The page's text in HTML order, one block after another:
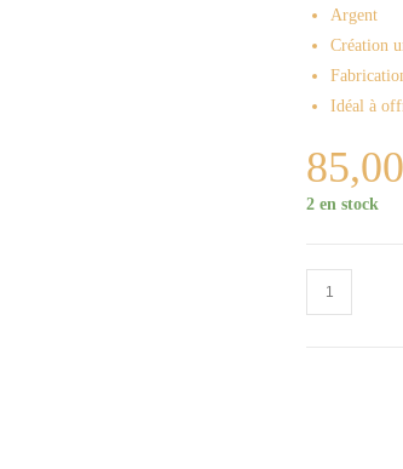
Argent
Création
Idéal à
85,00
2 en stock